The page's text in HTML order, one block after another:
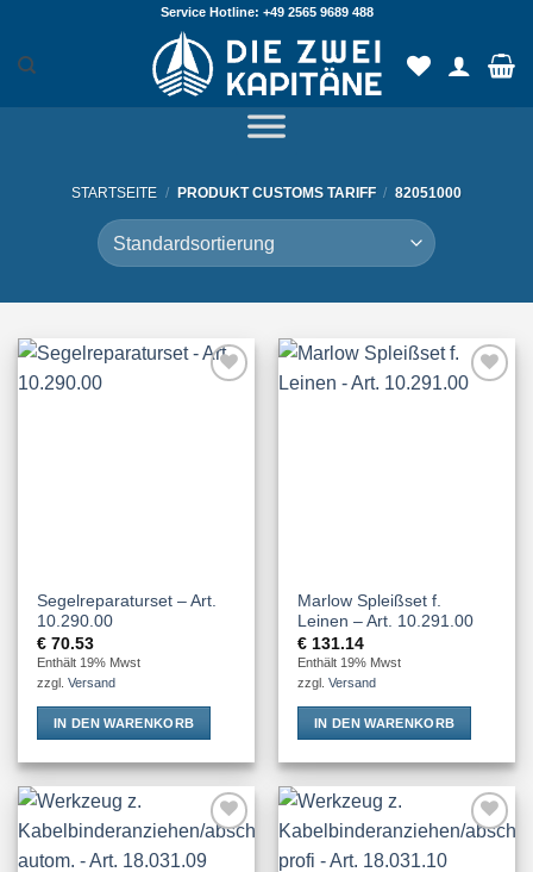
springen
Service Hotline: +49 2565 9689 488
STARTSEITE / PRODUKT CUSTOMS TARIFF / 82051000
Segelreparaturset – Art.
10.290.00
€ 70.53
Enthält 19% Mwst
zzgl.Versand
IN DEN WARENKORB
Marlow Spleißset f.
Leinen – Art. 10.291.00
€ 131.14
Enthält 19% Mwst
zzgl.Versand
IN DEN WARENKORB
Wishlist